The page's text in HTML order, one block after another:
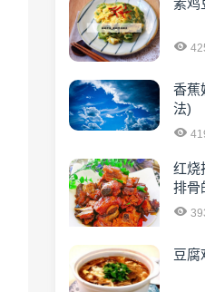
素鸡
香蕉
法)
红烧
排骨
豆腐